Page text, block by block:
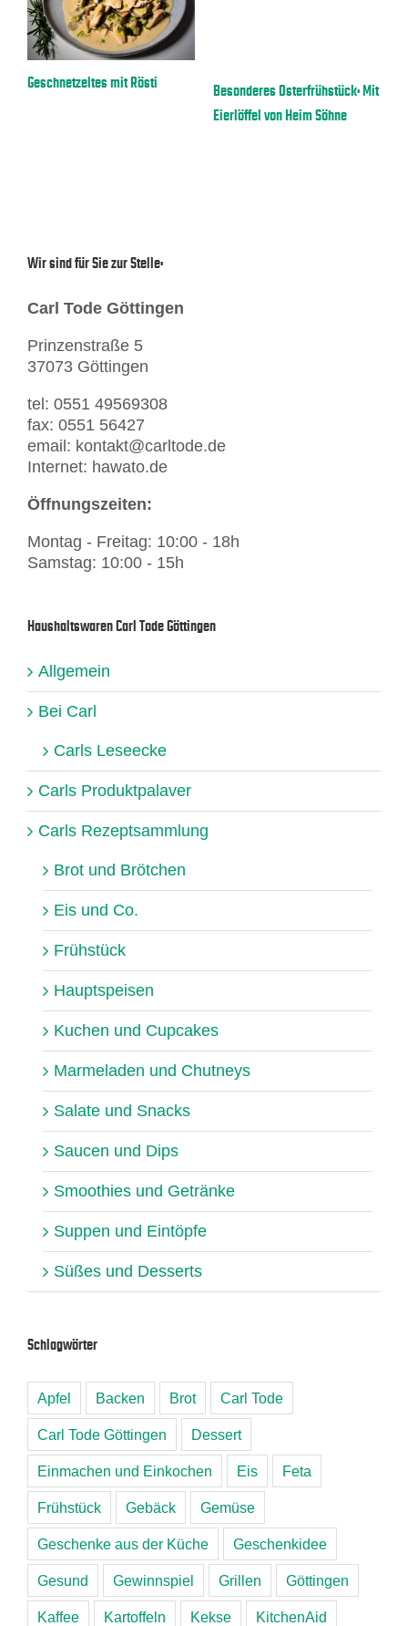
Geschnetzeltes mit Rösti
Besonderes Osterfrühstück: Mit
Eierlöffel von Heim Söhne
Wir sind für Sie zur Stelle:
Carl Tode Göttingen
Prinzenstraße 5
37073 Göttingen
tel: 0551 49569308
fax: 0551 56427
email: kontakt@carltode.de
Internet: hawato.de
Öffnungszeiten:
Montag - Freitag: 10:00 - 18h
Samstag: 10:00 - 15h
Haushaltswaren Carl Tode Göttingen
Allgemein
Bei Carl
Carls Leseecke
Carls Produktpalaver
Carls Rezeptsammlung
Brot und Brötchen
Eis und Co.
Frühstück
Hauptspeisen
Kuchen und Cupcakes
Marmeladen und Chutneys
Salate und Snacks
Saucen und Dips
Smoothies und Getränke
Suppen und Eintöpfe
Süßes und Desserts
Schlagwörter
Apfel Backen Brot Carl Tode
Carl Tode Göttingen Dessert
Einmachen und Einkochen Eis Feta
Frühstück Gebäck Gemüse
Geschenke aus der Küche Geschenkidee
Gesund Gewinnspiel Grillen Göttingen
Kaffee Kartoffeln Kekse KitchenAid